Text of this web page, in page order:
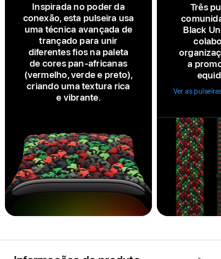
Inspirada no poder da
conexão, esta pulseira usa
uma técnica avançada de
trançado para unir
diferentes fios na paleta
de cores pan‑africanas
(vermelho, verde e preto),
criando uma textura rica
e vibrante.
Três
Black
a
Ver as